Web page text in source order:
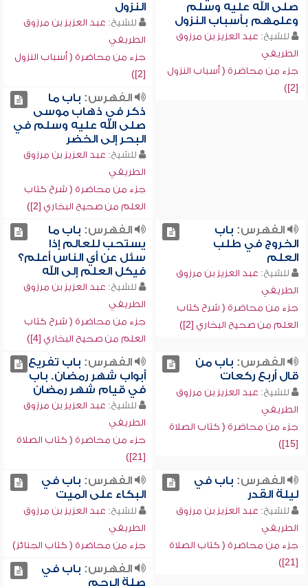
صلى الله عليه وسلم
وعلمهم بأسباب النزول
للشيخ: عبد العزيز بن مرزوق
الطريفي
جزء من محاضرة ( أسباب النزول
[2])
النزول
للشيخ: عبد العزيز بن مرزوق
الطريفي
جزء من محاضرة ( أسباب النزول
[2])
الفهرس: باب ما
ذكر في ذهاب موسى
صلى الله عليه وسلم في
البحر إلى الخضر
للشيخ: عبد العزيز بن مرزوق
الطريفي
جزء من محاضرة ( شرح كتاب
العلم من صحيح البخاري [2])
الفهرس: باب
الخروج في طلب
العلم
للشيخ: عبد العزيز بن مرزوق
الطريفي
جزء من محاضرة ( شرح كتاب
العلم من صحيح البخاري [2])
الفهرس: باب ما
يستحب للعالم إذا
سئل عن أي الناس أعلم؟
فيكل العلم إلى الله
للشيخ: عبد العزيز بن مرزوق
الطريفي
جزء من محاضرة ( شرح كتاب
العلم من صحيح البخاري [4])
الفهرس: باب من
قال أربع ركعات
للشيخ: عبد العزيز بن مرزوق
الطريفي
جزء من محاضرة ( كتاب الصلاة
[15])
الفهرس: باب تفريع
أبواب شهر رمضان. باب
في قيام شهر رمضان
للشيخ: عبد العزيز بن مرزوق
الطريفي
جزء من محاضرة ( كتاب الصلاة
[21])
الفهرس: باب في
ليلة القدر
للشيخ: عبد العزيز بن مرزوق
الطريفي
جزء من محاضرة ( كتاب الصلاة
[21])
الفهرس: باب في
البكاء على الميت
للشيخ: عبد العزيز بن مرزوق
الطريفي
جزء من محاضرة ( كتاب الجنائز)
الفهرس: باب في
صلة الرحم